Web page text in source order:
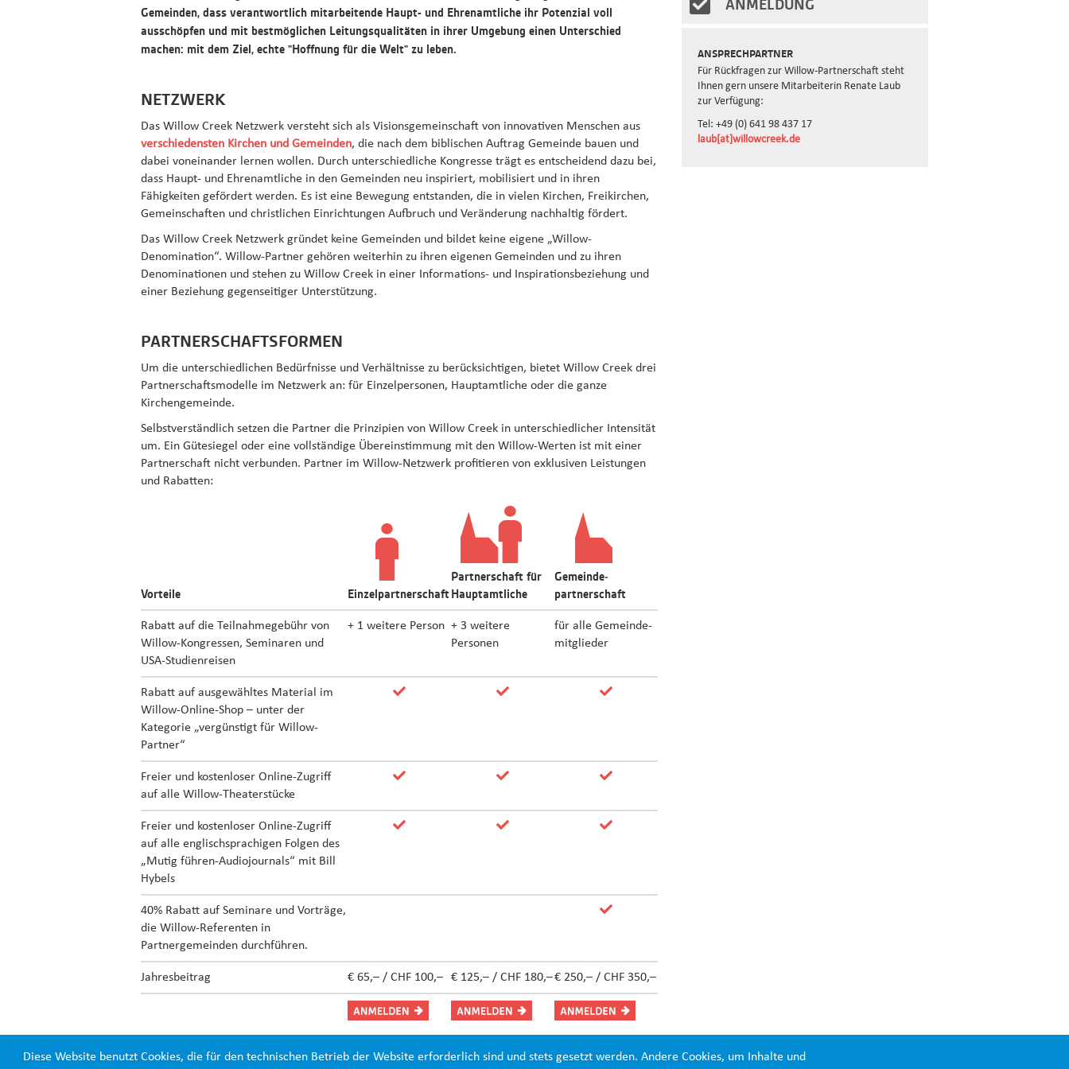
Diese Website benutzt Cookies, die für den technischen Betrieb der Website erforderlich sind und stets gesetzt werden. Andere Cookies, um Inhalte und
Gemeinden, dass verantwortlich mitarbeitende Haupt- und Ehrenamtliche ihr Potenzial voll
ausschöpfen und mit bestmöglichen Leitungsqualitäten in ihrer Umgebung einen Unterschied
machen: mit dem Ziel, echte "Hoffnung für die Welt" zu leben.
NETZWERK
Das Willow Creek Netzwerk versteht sich als Visionsgemeinschaft von innovativen Menschen aus
verschiedensten Kirchen und Gemeinden, die nach dem biblischen Auftrag Gemeinde bauen und
dabei voneinander lernen wollen. Durch unterschiedliche Kongresse trägt es entscheidend dazu bei,
dass Haupt- und Ehrenamtliche in den Gemeinden neu inspiriert, mobilisiert und in ihren
Fähigkeiten gefördert werden. Es ist eine Bewegung entstanden, die in vielen Kirchen, Freikirchen,
Gemeinschaften und christlichen Einrichtungen Aufbruch und Veränderung nachhaltig fördert.
Das Willow Creek Netzwerk gründet keine Gemeinden und bildet keine eigene „Willow-
Denomination“. Willow-Partner gehören weiterhin zu ihren eigenen Gemeinden und zu ihren
Denominationen und stehen zu Willow Creek in einer Informations- und Inspirationsbeziehung und
einer Beziehung gegenseitiger Unterstützung.
PARTNERSCHAFTSFORMEN
Um die unterschiedlichen Bedürfnisse und Verhältnisse zu berücksichtigen, bietet Willow Creek drei
Partnerschaftsmodelle im Netzwerk an: für Einzelpersonen, Hauptamtliche oder die ganze
Kirchengemeinde.
Selbstverständlich setzen die Partner die Prinzipien von Willow Creek in unterschiedlicher Intensität
um. Ein Gütesiegel oder eine vollständige Übereinstimmung mit den Willow-Werten ist mit einer
Partnerschaft nicht verbunden. Partner im Willow-Netzwerk profitieren von exklusiven Leistungen
und Rabatten:
Vorteile Einzel­partnerschaft
Partnerschaft für
Hauptamtliche
Gemeinde­
partnerschaft
Rabatt auf die Teilnahmegebühr von
Willow-Kongressen, Seminaren und
USA-Studienreisen
+ 1 weitere Person + 3 weitere
Personen
für alle Gemeinde­
mitglieder
Rabatt auf ausgewähltes Material im
Willow-Online-Shop – unter der
Kategorie „vergünstigt für Willow-
Partner“
Freier und kostenloser Online-Zugriff
auf alle Willow-Theaterstücke
Freier und kostenloser Online-Zugriff
auf alle englischsprachigen Folgen des
„Mutig führen-Audiojournals“ mit Bill
Hybels
40% Rabatt auf Seminare und Vorträge,
die Willow-Referenten in
Partnergemeinden durchführen.
Jahresbeitrag € 65,– / CHF 100,– € 125,– / CHF 180,–€ 250,– / CHF 350,–
ANMELDUNG
ANSPRECHPARTNER
Für Rückfragen zur Willow-Partnerschaft steht
Ihnen gern unsere Mitarbeiterin Renate Laub
zur Verfügung:
Tel: +49 (0) 641 98 437 17
laub[at]willowcreek.de